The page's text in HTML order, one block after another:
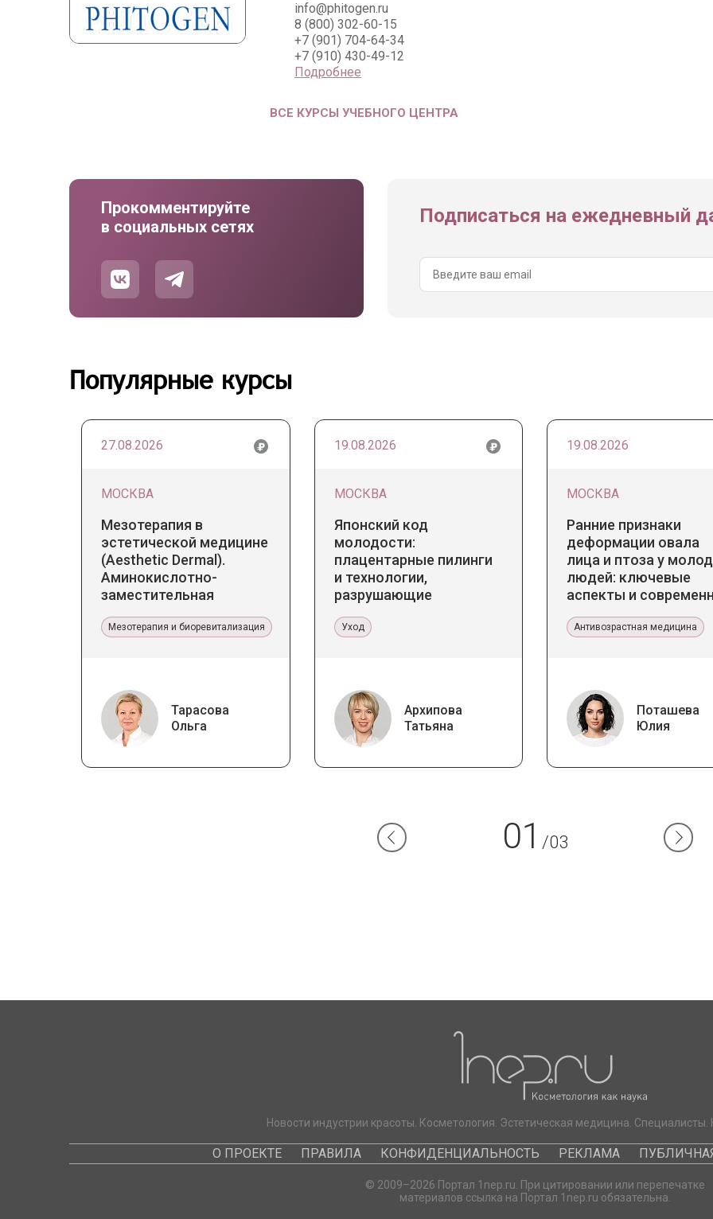
info@phitogen.ru
8 (800) 302-60-15
+7 (901) 704-64-34
+7 (910) 430-49-12
Подробнее
ВСЕ КУРСЫ УЧЕБНОГО ЦЕНТРА
Прокомментируйте
в социальных сетях
Подписаться на ежедневный
Популярные курсы
27.08.2026
МОСКВА
Мезотерапия в
эстетической медицине
(Aesthetic Dermal).
Аминокислотно-
заместительная
Мезотерапия и биоревитализация
Тарасова
Ольга
19.08.2026
МОСКВА
Японский код
молодости:
плацентарные пилинги
и технологии,
разрушающие
Уход
Архипова
Татьяна
19.08.2026
МОСКВА
Ранние признаки
деформации овала
лица и птоза у
людей: ключевые
аспекты и
Антивозрастная медицина
Поташева
Юлия
01 /03
Новости индустрии красоты. Косметология. Эстетическая медицина. Специалисты.
О ПРОЕКТЕ ПРАВИЛА КОНФИДЕНЦИАЛЬНОСТЬ РЕКЛАМА
© 2009–2026 Портал 1nep.ru. При цитировании или перепечатке
материалов ссылка на Портал 1nep.ru обязательна.